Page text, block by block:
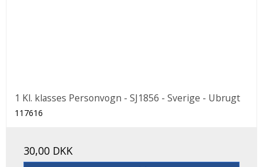
1 Kl. klasses Personvogn - SJ1856 - Sverige - Ubrugt
117616
30,00 DKK